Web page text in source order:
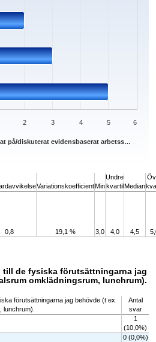
på/diskuterat evidensbaserat arbetss…
2 3 4 5 6
VariationskoefficientMin
Undre
kvartilMedian
0,8 19,1 % 3,0 4,0 4,5
till de fysiska förutsättningarna jag
omklädningsrum, lunchrum).
förutsättningarna jag behövde (t ex
lunchrum).
Antal
svar
1
(10,0%)
0 (0,0%)